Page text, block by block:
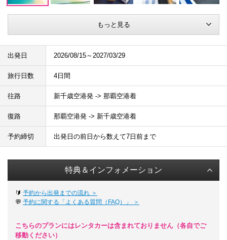
もっと見る
出発日 2026/08/15～2027/03/29
旅行日数 4日間
往路 新千歳空港発 -> 那覇空港着
復路 那覇空港発 -> 新千歳空港着
予約締切 出発日の前日から数えて7日前まで
特典＆インフォメーション
🔰 予約から出発までの流れ ＞
💬 予約に関する「よくある質問（FAQ）」 ＞
こちらのプランにはレンタカーは含まれておりません（各自でご
移動ください）